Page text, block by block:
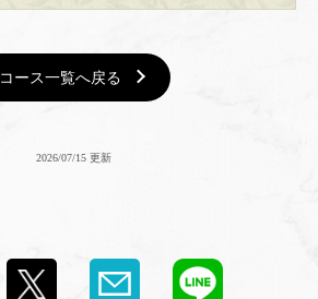
コース一覧へ戻る
2026/07/15 更新